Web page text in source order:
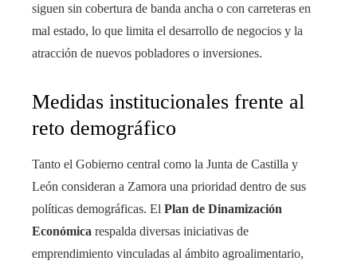
siguen sin cobertura de banda ancha o con carreteras en
mal estado, lo que limita el desarrollo de negocios y la
atracción de nuevos pobladores o inversiones.
Medidas institucionales frente al
reto demográfico
Tanto el Gobierno central como la Junta de Castilla y
León consideran a Zamora una prioridad dentro de sus
políticas demográficas. El Plan de Dinamización
Económica respalda diversas iniciativas de
emprendimiento vinculadas al ámbito agroalimentario,